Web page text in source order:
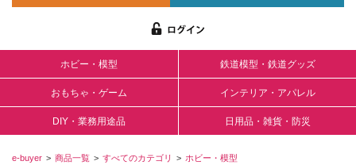
ホビー・模型 鉄道模型・鉄道グッズ
おもちゃ・ゲーム インテリア・アパレル
DIY・業務用途品 日用品・雑貨・防災
e-buyer 商品一覧 すべてのカテゴリ
ホビー・模型